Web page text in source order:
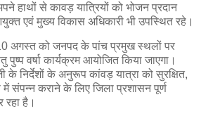
हाथों से कावड़ यात्रियों को भोजन प्रदान
एवं मुख्य विकास अधिकारी भी उपस्थित रहे।
10 अगस्त को जनपद के पांच प्रमुख स्थलों पर
पुष्प वर्षा कार्यक्रम आयोजित किया जाएगा।
के निर्देशों के अनुरूप कांवड़ यात्रा को सुरक्षित,
में संपन्न कराने के लिए जिला प्रशासन पूर्ण
रहा है।